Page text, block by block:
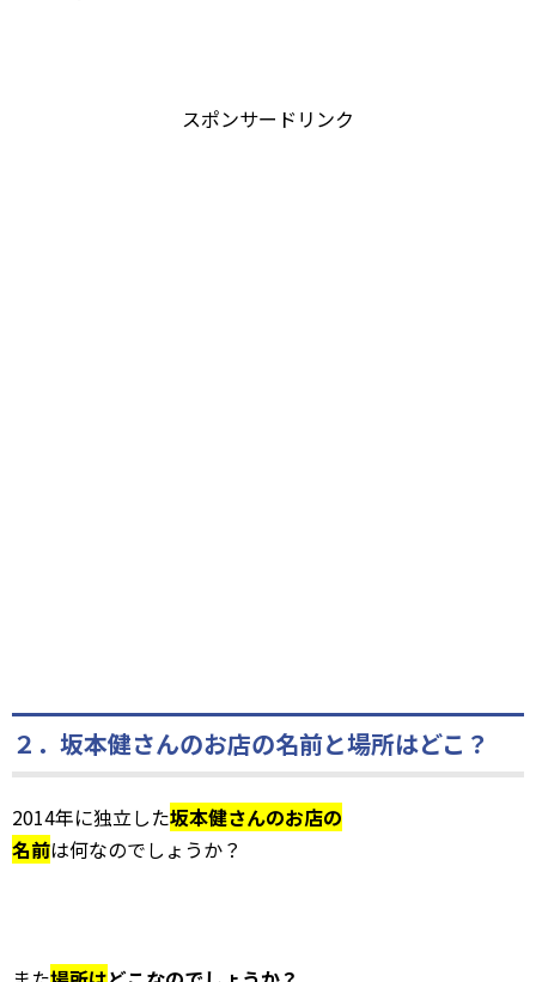
スポンサードリンク
２．坂本健さんのお店の名前と場所はどこ？
2014年に独立した坂本健さんのお店の
名前は何なのでしょうか？